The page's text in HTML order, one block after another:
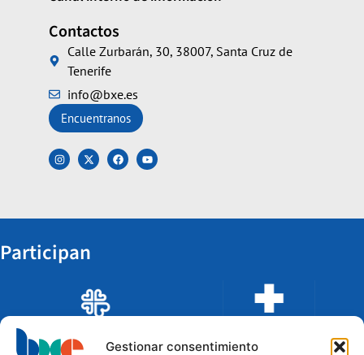
Gestionar consentimiento
Contactos
Calle Zurbarán, 30, 38007, Santa Cruz de
Tenerife
info@bxe.es
Encuentranos
Participan